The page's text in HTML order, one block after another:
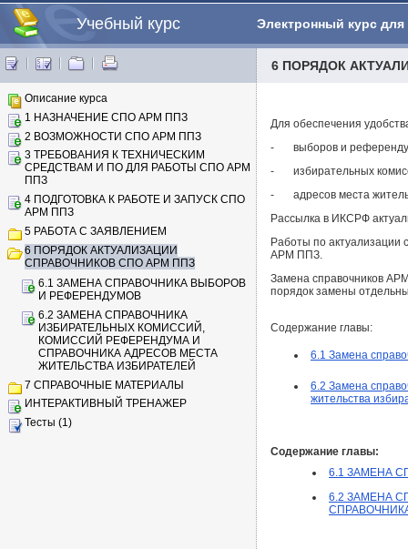
Учебный курс Электронный курс
6 ПОРЯДОК
Описание курса
1 НАЗНАЧЕНИЕ СПО АРМ ППЗ
2 ВОЗМОЖНОСТИ СПО АРМ ППЗ
3 ТРЕБОВАНИЯ К ТЕХНИЧЕСКИМ
СРЕДСТВАМ И ПО ДЛЯ РАБОТЫ СПО АРМ
ППЗ
4 ПОДГОТОВКА К РАБОТЕ И ЗАПУСК СПО
АРМ ППЗ
5 РАБОТА С ЗАЯВЛЕНИЕМ
6 ПОРЯДОК АКТУАЛИЗАЦИИ
СПРАВОЧНИКОВ СПО АРМ ППЗ
6.1 ЗАМЕНА СПРАВОЧНИКА ВЫБОРОВ
И РЕФЕРЕНДУМОВ
6.2 ЗАМЕНА СПРАВОЧНИКА
ИЗБИРАТЕЛЬНЫХ КОМИССИЙ,
КОМИССИЙ РЕФЕРЕНДУМА И
СПРАВОЧНИКА АДРЕСОВ МЕСТА
ЖИТЕЛЬСТВА ИЗБИРАТЕЛЕЙ
7 СПРАВОЧНЫЕ МАТЕРИАЛЫ
ИНТЕРАКТИВНЫЙ ТРЕНАЖЕР
Тесты (1)
Для обеспечения
- выборов и
- избирательных
- адресов места
Рассылка в ИКСРФ
Работы по актуализации
АРМ ППЗ.
Замена справочников
порядок замены
Содержание главы:
6.1 Замена
6.2 Замена
жительства
Содержание главы:
6.1 ЗАМЕНА
6.2 ЗАМЕНА